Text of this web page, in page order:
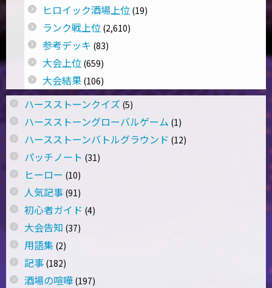
ヒロイック酒場上位 (19)
ランク戦上位 (2,610)
参考デッキ (83)
大会上位 (659)
大会結果 (106)
ハースストーンクイズ (5)
ハースストーングローバルゲーム (1)
ハースストーンバトルグラウンド (12)
パッチノート (31)
ヒーロー (10)
人気記事 (91)
初心者ガイド (4)
大会告知 (37)
用語集 (2)
記事 (182)
酒場の喧嘩 (197)